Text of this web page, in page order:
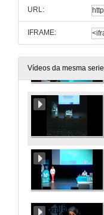
URL:
IFRAME:
Vídeos da mesma serie